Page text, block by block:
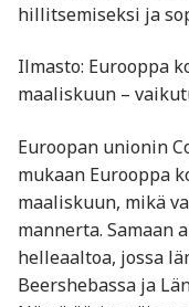
hillitsemiseksi ja
Ilmasto: Eurooppa
maaliskuun –
Euroopan unionin
mukaan Eurooppa
maaliskuun, mikä
mannerta. Samaan
helleaaltoa, jossa
Beershebassa ja